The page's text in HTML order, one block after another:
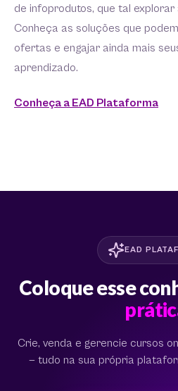
de infoprodutos, que tal explorar
Conheça as soluções que
ofertas e engajar ainda mais
aprendizado.
Conheça a EAD Plataforma
EAD
Coloque esse
Crie, venda e gerencie cursos
— tudo na sua própria